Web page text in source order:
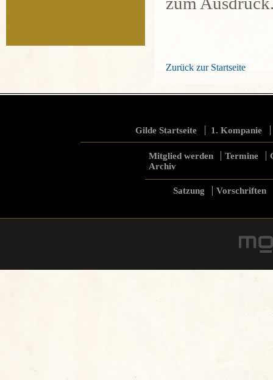
Zurück zur Startseite
Gilde Startseite 1. Kompanie
Mitglied werden Termine
Archiv
Satzung Vorschriften